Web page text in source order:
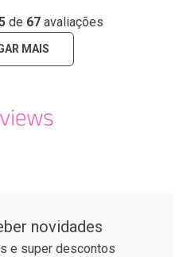
de 67avaliações
MAIS
novidades
e super descontos